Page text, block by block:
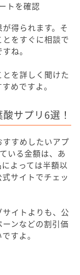
トを確認
得られます。そ
をすぐに相談で
ね。
を詳しく聞けた
めですよ。
サプリ6選！
すめしたいアプ
いる金額は、あ
よっては半額以
サイトでチェッ
イトよりも、公
ンなどの割引価
すよ。